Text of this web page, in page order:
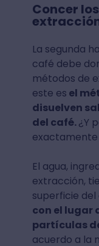
Concer
La segunda
café debe
métodos de
este es el
disuelven
del café.¿Y
El agua,
extracción,
superficie del
con el lugar
partículas
acuerdo a la